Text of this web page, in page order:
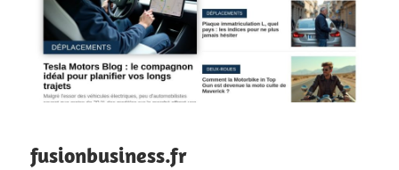
fusionbusiness.fr